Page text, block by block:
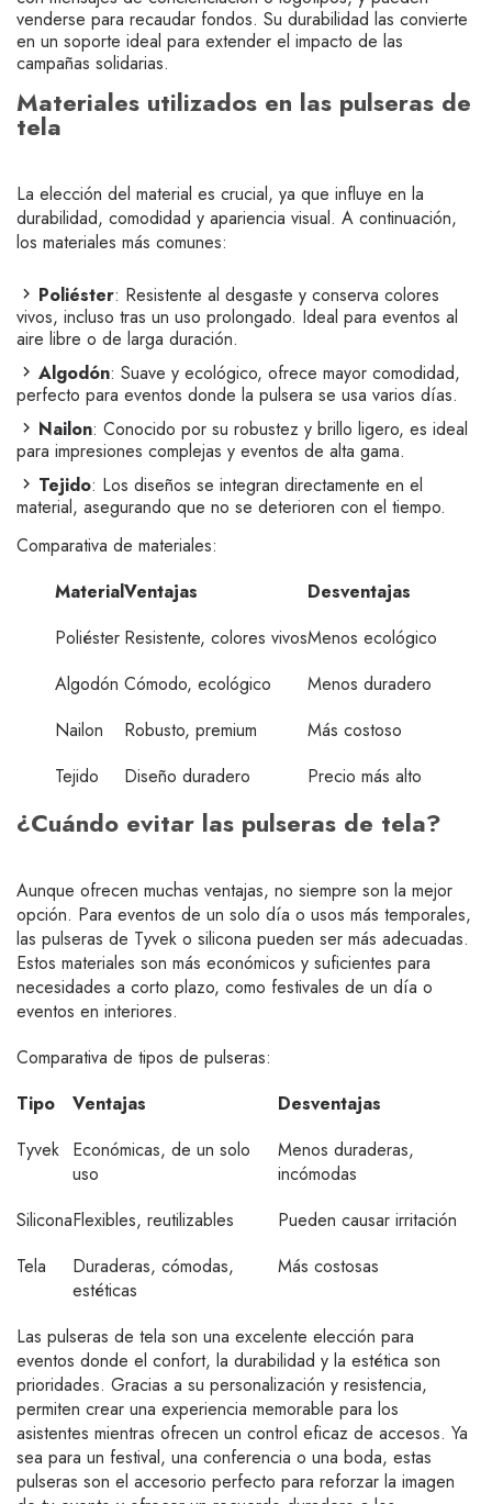
venderse para recaudar fondos. Su durabilidad las convierte
en un soporte ideal para extender el impacto de las
campañas solidarias.
Materiales utilizados en las pulseras de
tela
La elección del material es crucial, ya que influye en la
durabilidad, comodidad y apariencia visual. A continuación,
los materiales más comunes:
Poliéster: Resistente al desgaste y conserva colores
vivos, incluso tras un uso prolongado. Ideal para eventos al
aire libre o de larga duración.
Algodón: Suave y ecológico, ofrece mayor comodidad,
perfecto para eventos donde la pulsera se usa varios días.
Nailon: Conocido por su robustez y brillo ligero, es ideal
para impresiones complejas y eventos de alta gama.
Tejido: Los diseños se integran directamente en el
material, asegurando que no se deterioren con el tiempo.
Comparativa de materiales:
MaterialVentajas
Desventajas
Poliéster Resistente, colores vivosMenos ecológico
Algodón Cómodo, ecológico
Menos duradero
Nailon
Robusto, premium
Más costoso
Tejido
Diseño duradero Precio más alto
¿Cuándo evitar las pulseras de tela?
Aunque ofrecen muchas ventajas, no siempre son la mejor
opción. Para eventos de un solo día o usos más temporales,
las pulseras de Tyvek o silicona pueden ser más adecuadas.
Estos materiales son más económicos y suficientes para
necesidades a corto plazo, como festivales de un día o
eventos en interiores.
Comparativa de tipos de pulseras:
Tipo
Ventajas
Desventajas
Tyvek Económicas, de un solo
uso
Menos duraderas,
incómodas
SiliconaFlexibles, reutilizables
Pueden causar irritación
Tela
Duraderas, cómodas,
estéticas
Más costosas
Las pulseras de tela son una excelente elección para
eventos donde el confort, la durabilidad y la estética son
prioridades. Gracias a su personalización y resistencia,
permiten crear una experiencia memorable para los
asistentes mientras ofrecen un control eficaz de accesos. Ya
sea para un festival, una conferencia o una boda, estas
pulseras son el accesorio perfecto para reforzar la imagen